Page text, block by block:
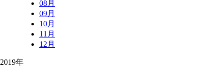
08月
09月
10月
11月
12月
2019年